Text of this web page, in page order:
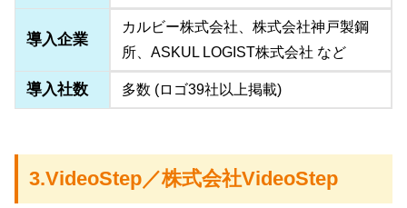
導入企業
カルビー株式会社、株式会社神戸製鋼
所、ASKUL LOGIST株式会社 など
導入社数 多数 (ロゴ39社以上掲載)
3.VideoStep／株式会社VideoStep